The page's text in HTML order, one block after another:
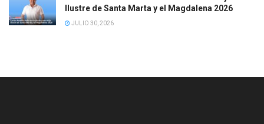
Ilustre de Santa Marta y el Magdalena 2026
JULIO 30, 2026